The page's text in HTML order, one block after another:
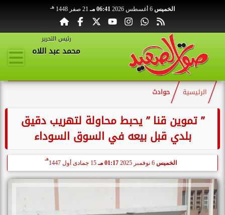
الخميس 06:41 مـ 21 صفر 1448 هـ
رئيس التحرير
محمد عبد اللاه
الرئيسية حوادث
” تموين قنا ” يحبط محاولة لتهريب دقيق
بلدي قبل بيعه في السوق السوداء
الخميس 6 نوفمبر 2025 01:17 مـ 15 جمادى أول 1447
هـ